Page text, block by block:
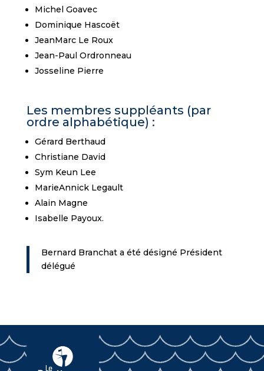
Michel Goavec
Dominique Hascoët
JeanMarc Le Roux
Jean-Paul Ordronneau
Josseline Pierre
Les membres suppléants (par
ordre alphabétique) :
Gérard Berthaud
Christiane David
Sym Keun Lee
MarieAnnick Legault
Alain Magne
Isabelle Payoux.
Bernard Branchat a été désigné Président
délégué